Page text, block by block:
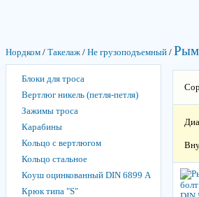
Нордком / Такелаж / Не грузоподъемный /
Блоки для троса
Вертлюг никель (петля-петля)
Зажимы троса
Карабины
Кольцо с вертлюгом
Кольцо стальное
Коуш оцинкованный DIN 6899 А
Крюк типа "S"